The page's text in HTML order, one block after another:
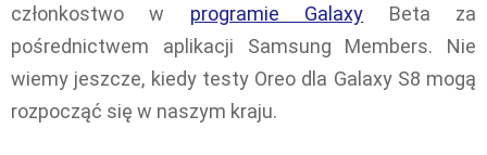
członkostwo w programie Galaxy Beta za
pośrednictwem aplikacji Samsung Members. Nie
wiemy jeszcze, kiedy testy Oreo dla Galaxy S8 mogą
rozpocząć się w naszym kraju.